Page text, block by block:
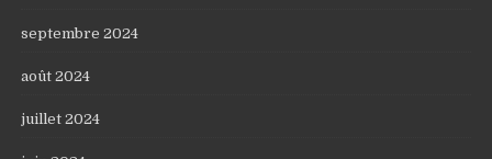
septembre 2024
août 2024
juillet 2024